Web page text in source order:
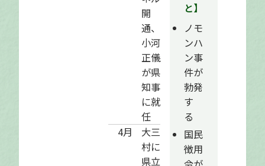
開
通、
小河
正儀
が県
知事
に就
任
4月
大三
村に
県立
と】
ノモ
ンハ
ン事
件が
勃発
す
る
国民
徴用